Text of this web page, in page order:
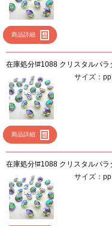
商品詳細
在庫処分!#1088 クリスタルパ
商品詳細
サイズ：
在庫処分!#1088 クリスタルパ
サイズ：